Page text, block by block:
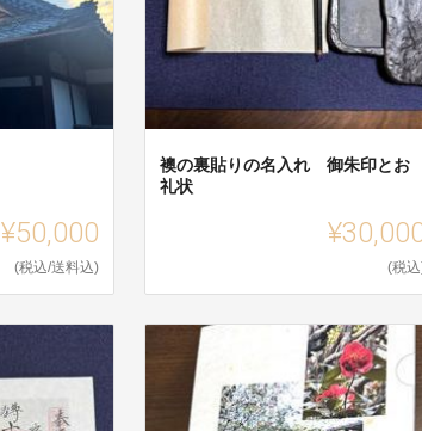
¥50,000
(税込/送料込)
襖の裏貼りの名入れ 御朱印とお
礼状
(税